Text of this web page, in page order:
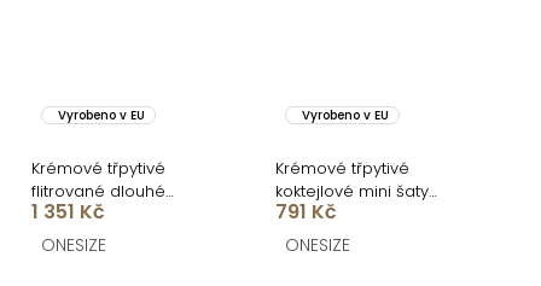
Vyrobeno v EU
Krémové třpytivé
flitrované dlouhé
společenské šaty
COSMALA
1 351 Kč
ONESIZE
Vyrobeno v EU
Krémové třpytivé
koktejlové mini šaty
VEKOMA
791 Kč
ONESIZE